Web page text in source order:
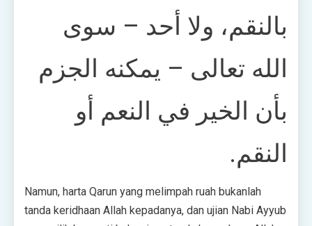
بالنقم، ولا أحد – سوى
الله تعالى – يمكنه الجزم
بأن الخير في النعم أو
النقم.
Namun, harta Qarun yang melimpah ruah bukanlah
tanda keridhaan Allah kepadanya, dan ujian Nabi Ayyub